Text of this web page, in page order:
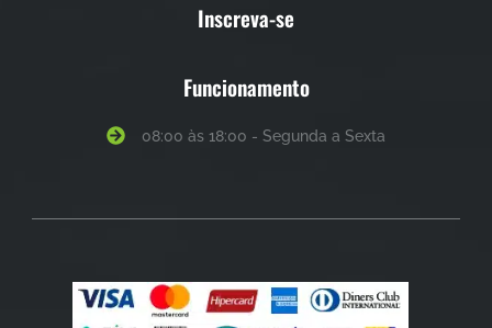
Inscreva-se
Funcionamento
08:00 às 18:00 - Segunda a Sexta